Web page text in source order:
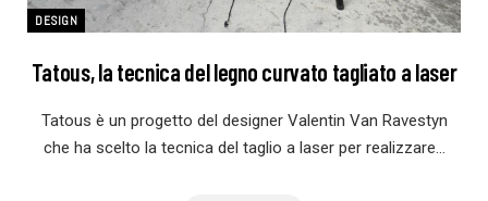
DESIGN
Tatous, la tecnica del legno curvato tagliato a laser
Tatous è un progetto del designer Valentin Van Ravestyn
che ha scelto la tecnica del taglio a laser per realizzare…